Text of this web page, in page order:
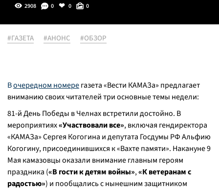
2908 0 0 0
#ГАЗЕТА #АНОНС #ОБЗОР
Вочередном номерегазета «Вести КАМАЗа» предлагает
вниманию своих читателей три основные темы недели:
81-й День Победы в Челнах встретили достойно. В
мероприятиях«Участвовали все», включая гендиректора
«КАМАЗа» Сергея Когогина и депутата Госдумы РФ Альфию
Когогину, присоединившихся к «Вахте памяти». Накануне 9
Мая камазовцы оказали внимание главным героям
праздника («В гости к детям войны»,«К ветеранам с
радостью») и пообщались с нынешним защитником